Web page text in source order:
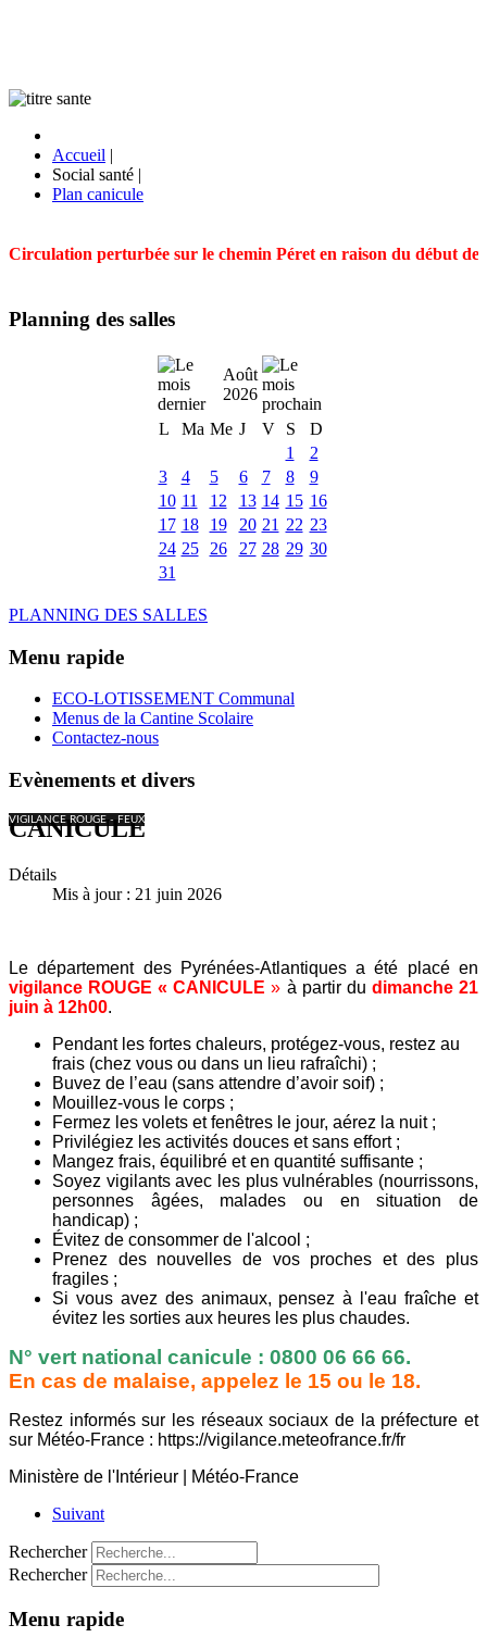
Accueil |
Social santé |
Plan canicule
Circulation perturbée sur le chemin Péret en raison du début
Planning des salles
Août
2026
L
Ma Me J V S
D
1
2
3
4 5 6 7 8
9
10 11 12 13 14 15 16
17 18 19 20 21 22 23
24 25 26 27 28 29 30
31
PLANNING DES SALLES
Menu rapide
ECO-LOTISSEMENT Communal
Menus de la Cantine Scolaire
Contactez-nous
Evènements et divers
VIGILANCE ROUGE - FEUX
CANICULE
Détails
Mis à jour : 21 juin 2026
Le département des Pyrénées-Atlantiques a été placé en
vigilance ROUGE « CANICULE » à partir du dimanche 21
juin à 12h00.
Pendant les fortes chaleurs, protégez-vous, restez au
frais (chez vous ou dans un lieu rafraîchi) ;
Buvez de l’eau (sans attendre d’avoir soif) ;
Mouillez-vous le corps ;
Fermez les volets et fenêtres le jour, aérez la nuit ;
Privilégiez les activités douces et sans effort ;
Mangez frais, équilibré et en quantité suffisante ;
Soyez vigilants avec les plus vulnérables (nourrissons,
personnes âgées, malades ou en situation de
handicap) ;
Évitez de consommer de l'alcool ;
Prenez des nouvelles de vos proches et des plus
fragiles ;
Si vous avez des animaux, pensez à l'eau fraîche et
évitez les sorties aux heures les plus chaudes.
N° vert national canicule : 0800 06 66 66.
En cas de malaise, appelez le 15 ou le 18.
Restez informés sur les réseaux sociaux de la préfecture et
sur Météo-France : https://vigilance.meteofrance.fr/fr
Ministère de l'Intérieur | Météo-France
Suivant
Rechercher
Rechercher
Menu rapide